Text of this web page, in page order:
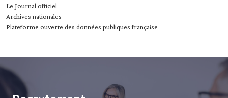
Le Journal officiel
Archives nationales
Plateforme ouverte des données publiques française